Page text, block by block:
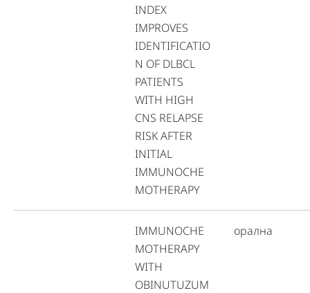
INDEX
IMPROVES
IDENTIFICATIO
N OF DLBCL
PATIENTS
WITH HIGH
CNS RELAPSE
RISK AFTER
INITIAL
IMMUNOCHE
MOTHERAPY
IMMUNOCHE
MOTHERAPY
WITH
OBINUTUZUM
орална